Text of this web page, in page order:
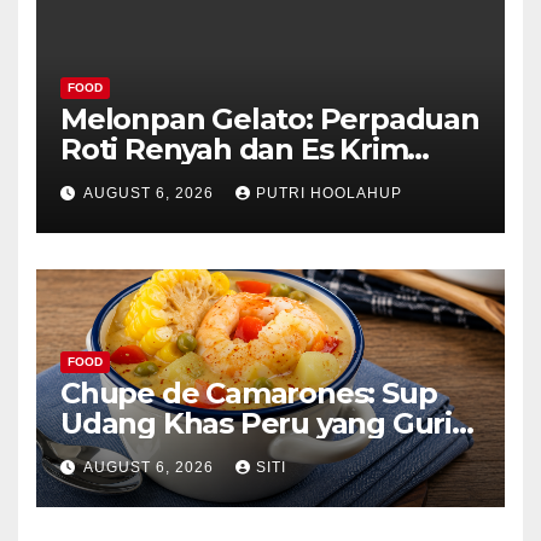
FOOD
Melonpan Gelato: Perpaduan
Roti Renyah dan Es Krim
Lembut yang Menggoda
AUGUST 6, 2026 PUTRI HOOLAHUP
FOOD
Chupe de Camarones: Sup
Udang Khas Peru yang Gurih
Lezat
AUGUST 6, 2026 SITI